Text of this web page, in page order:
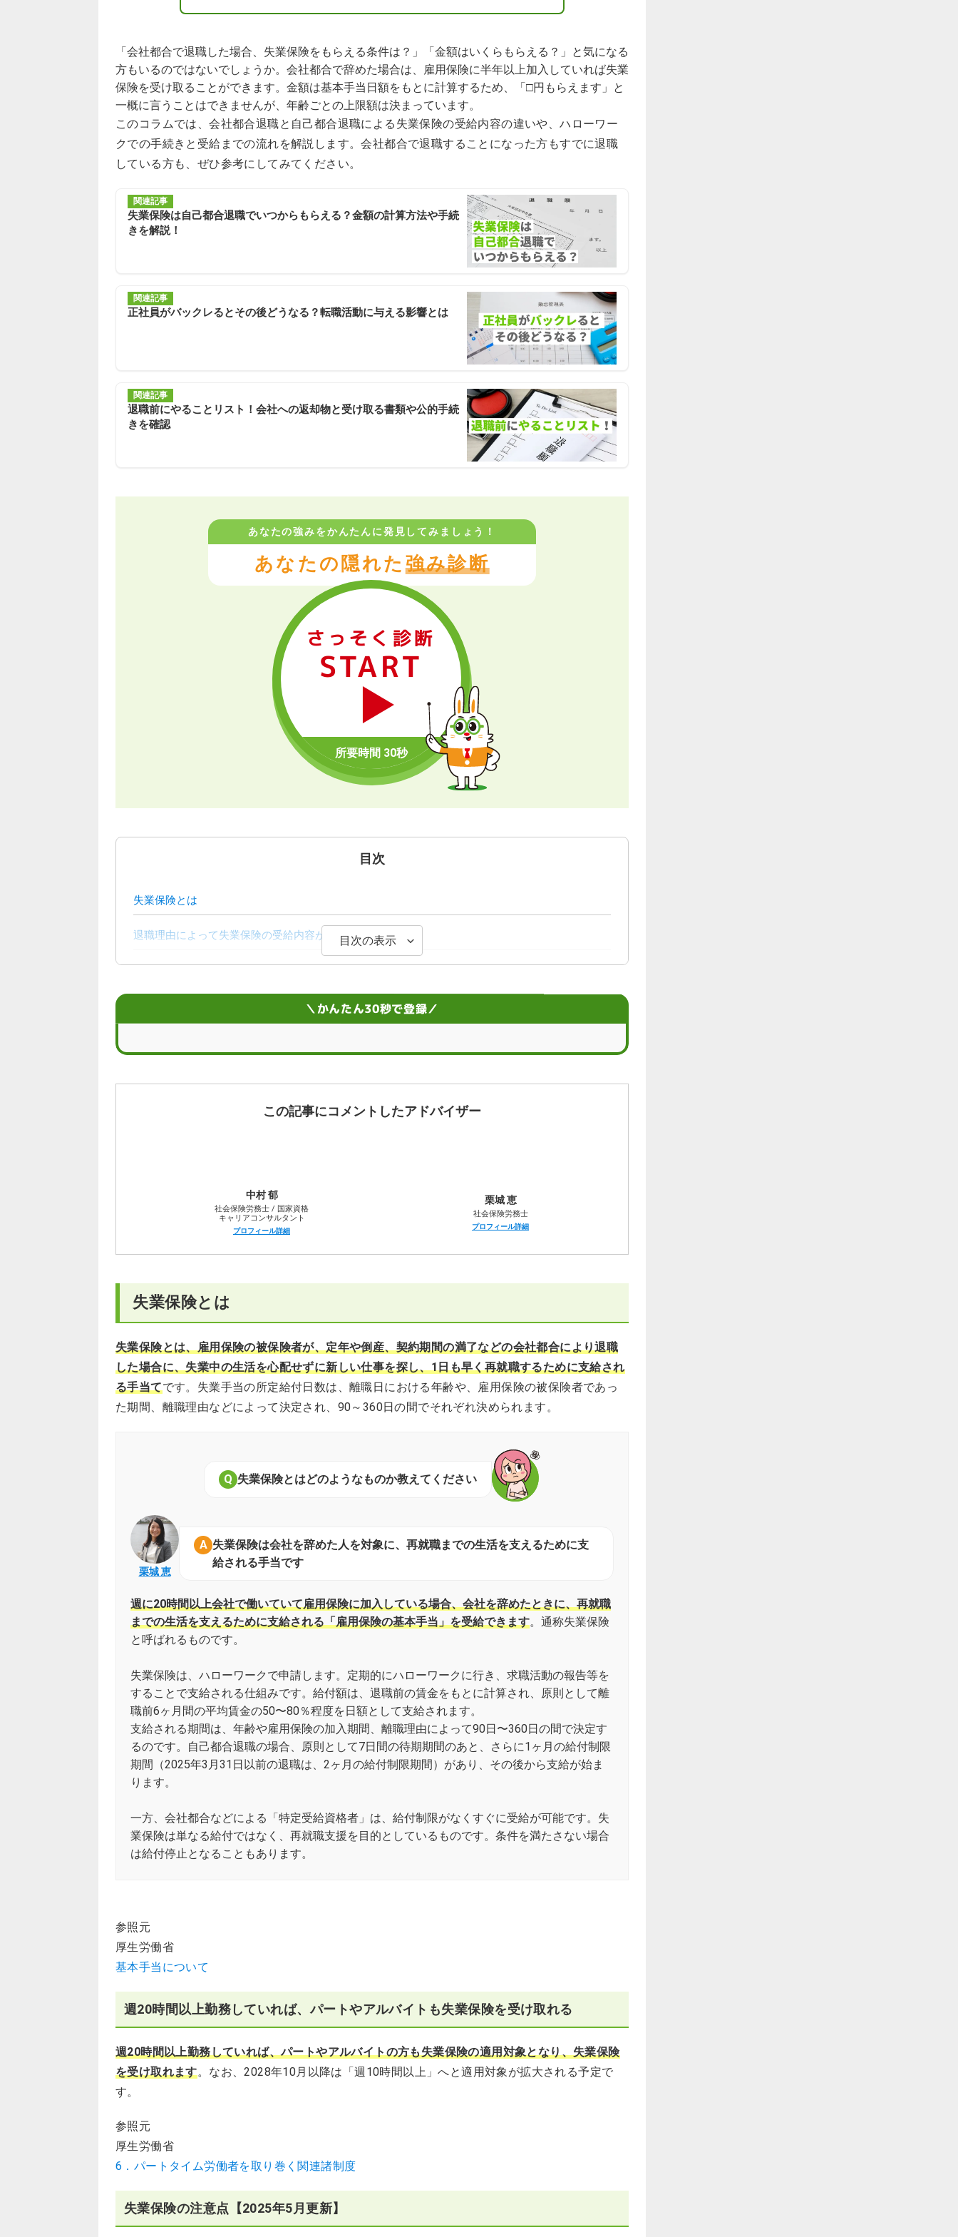
「会社都合で退職した場合、失業保険をもらえる条件は？」「金額はいくらもらえる？」と気になる
方もいるのではないでしょうか。会社都合で辞めた場合は、雇用保険に半年以上加入していれば失業
保険を受け取ることができます。金額は基本手当日額をもとに計算するため、「□円もらえます」と
一概に言うことはできませんが、年齢ごとの上限額は決まっています。
このコラムでは、会社都合退職と自己都合退職による失業保険の受給内容の違いや、ハローワー
クでの手続きと受給までの流れを解説します。会社都合で退職することになった方もすでに退職
している方も、ぜひ参考にしてみてください。
関連記事
失業保険は自己都合退職でいつからもらえる？金額の計算方法や手続
きを解説！
関連記事
正社員がバックレるとその後どうなる？転職活動に与える影響とは
関連記事
退職前にやることリスト！会社への返却物と受け取る書類や公的手続
きを確認
あなたの強みをかんたんに発見してみましょう！
あなたの隠れた強み診断
さっそく診断
START
目次
失業保険とは
退職理由によって失業保険の受給内容が変わる
会社都合退職した場合の失業保険についてのお悩みQ＆A
目次の表示
＼かんたん30秒で登録／
この記事にコメントしたアドバイザー
中村 郁
社会保険労務士 / 国家資格
キャリアコンサルタント
プロフィール詳細
栗城 恵
社会保険労務士
プロフィール詳細
失業保険とは
失業保険とは、雇用保険の被保険者が、定年や倒産、契約期間の満了などの会社都合により退職
した場合に、失業中の生活を心配せずに新しい仕事を探し、1日も早く再就職するために支給され
る手当てです。失業手当の所定給付日数は、離職日における年齢や、雇用保険の被保険者であっ
た期間、離職理由などによって決定され、90～360日の間でそれぞれ決められます。
失業保険とはどのようなものか教えてください
栗城 恵
失業保険は会社を辞めた人を対象に、再就職までの生活を支えるために支
給される手当です
週に20時間以上会社で働いていて雇用保険に加入している場合、会社を辞めたときに、再就職
までの生活を支えるために支給される「雇用保険の基本手当」を受給できます。通称失業保険
と呼ばれるものです。
失業保険は、ハローワークで申請します。定期的にハローワークに行き、求職活動の報告等を
することで支給される仕組みです。給付額は、退職前の賃金をもとに計算され、原則として離
職前6ヶ月間の平均賃金の50〜80％程度を日額として支給されます。
支給される期間は、年齢や雇用保険の加入期間、離職理由によって90日〜360日の間で決定す
るのです。自己都合退職の場合、原則として7日間の待期期間のあと、さらに1ヶ月の給付制限
期間（2025年3月31日以前の退職は、2ヶ月の給付制限期間）があり、その後から支給が始ま
ります。
一方、会社都合などによる「特定受給資格者」は、給付制限がなくすぐに受給が可能です。失
業保険は単なる給付ではなく、再就職支援を目的としているものです。条件を満たさない場合
は給付停止となることもあります。
参照元
厚生労働省
基本手当について
週20時間以上勤務していれば、パートやアルバイトも失業保険を受け取れる
週20時間以上勤務していれば、パートやアルバイトの方も失業保険の適用対象となり、失業保険
を受け取れます。​なお、​2028年10月以降は「週10時間以上」へと適用対象が拡大される予定で
す。
参照元
厚生労働省
6．パートタイム労働者を取り巻く関連諸制度
失業保険の注意点【2025年5月更新】